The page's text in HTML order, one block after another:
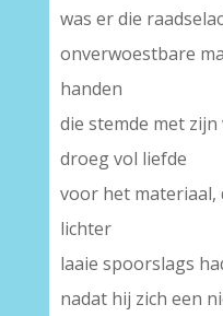
was er die
onverwoestbare
handen
die stemde met
droeg vol liefde
voor het materiaal,
lichter
laaie spoorslags
nadat hij zich een